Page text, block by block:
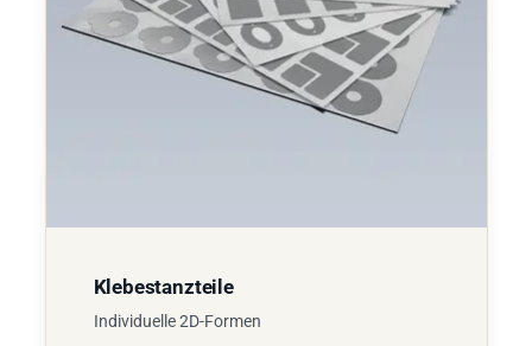
Klebestanzteile
Individuelle 2D-Formen